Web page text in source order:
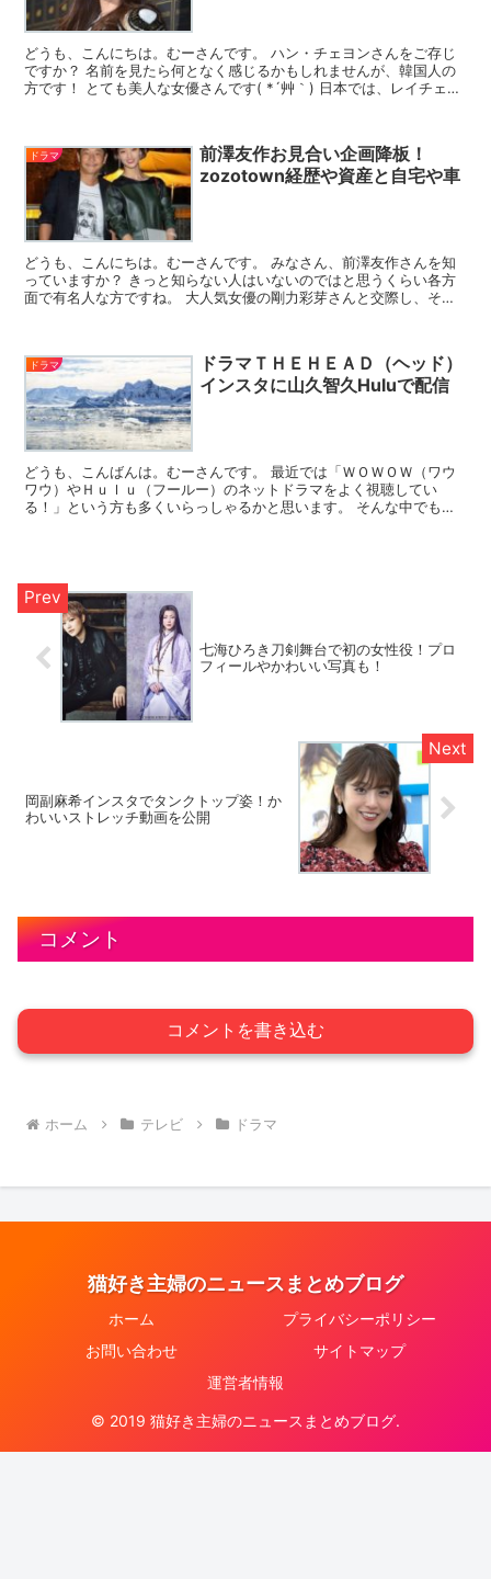
どうも、こんにちは。むーさんです。 ハン・チェヨンさんをご存じ
ですか？ 名前を見たら何となく感じるかもしれませんが、韓国人の
方です！ とても美人な女優さんです( *´艸｀) 日本では、レイチェ
ドラマ
前澤友作お見合い企画降板！
zozotown経歴や資産と自宅や車
どうも、こんにちは。むーさんです。 みなさん、前澤友作さんを知
っていますか？ きっと知らない人はいないのではと思うくらい各方
面で有名人な方ですね。 大人気女優の剛力彩芽さんと交際し、その
ドラマ
ドラマＴＨＥＨＥＡＤ（ヘッド）
インスタに山久智久Huluで配信
どうも、こんばんは。むーさんです。 最近では「ＷＯＷＯＷ（ワウ
ワウ）やＨｕｌｕ（フールー）のネットドラマをよく視聴してい
る！」という方も多くいらっしゃるかと思います。 そんな中でも、
七海ひろき刀剣舞台で初の女性役！プロ
フィールやかわいい写真も！
岡副麻希インスタでタンクトップ姿！か
わいいストレッチ動画を公開
コメント
コメントを書き込む
ホーム テレビ ドラマ
猫好き主婦のニュースまとめブログ
ホーム
プライバシーポリシー
お問い合わせ
サイトマップ
運営者情報
© 2019 猫好き主婦のニュースまとめブログ.